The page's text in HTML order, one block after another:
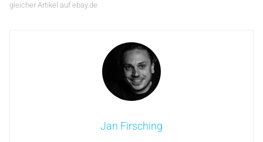
gleicher Artikel auf ebay.de
Jan Firsching